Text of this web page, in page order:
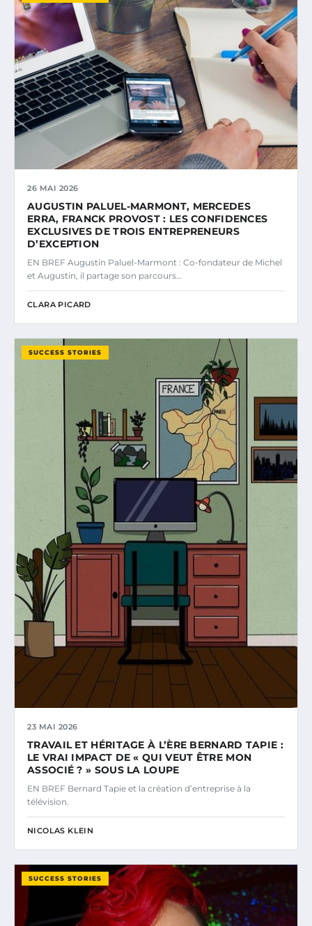
26 MAI 2026
AUGUSTIN PALUEL-MARMONT, MERCEDES
ERRA, FRANCK PROVOST : LES CONFIDENCES
EXCLUSIVES DE TROIS ENTREPRENEURS
D’EXCEPTION
EN BREF Augustin Paluel-Marmont : Co-fondateur de Michel
et Augustin, il partage son parcours…
CLARA PICARD
SUCCESS STORIES
23 MAI 2026
TRAVAIL ET HÉRITAGE À L’ÈRE BERNARD TAPIE :
LE VRAI IMPACT DE « QUI VEUT ÊTRE MON
ASSOCIÉ ? » SOUS LA LOUPE
EN BREF Bernard Tapie et la création d’entreprise à la
télévision.
NICOLAS KLEIN
SUCCESS STORIES